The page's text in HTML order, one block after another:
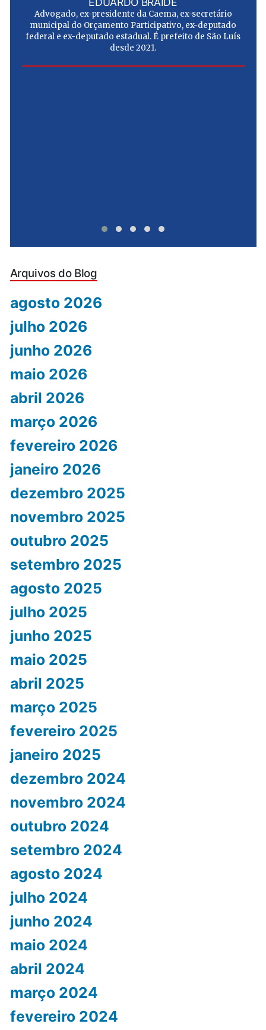
Advogado, ex-presidente da Caema, ex-secretário
municipal do Orçamento Participativo, ex-deputado
federal e ex-deputado estadual. É prefeito de São Luís
desde 2021.
Arquivos do Blog
agosto 2026
julho 2026
junho 2026
maio 2026
abril 2026
março 2026
fevereiro 2026
janeiro 2026
dezembro 2025
novembro 2025
outubro 2025
setembro 2025
agosto 2025
julho 2025
junho 2025
maio 2025
abril 2025
março 2025
fevereiro 2025
janeiro 2025
dezembro 2024
novembro 2024
outubro 2024
setembro 2024
agosto 2024
julho 2024
junho 2024
maio 2024
abril 2024
março 2024
fevereiro 2024